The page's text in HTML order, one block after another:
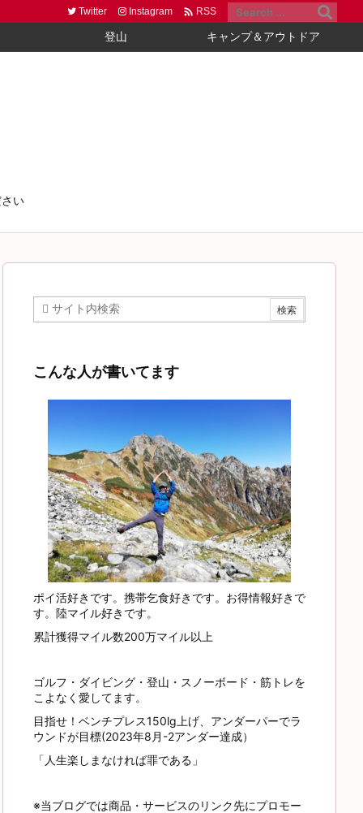
登山 キャンプ＆アウトドア
Twitter Instagram  RSS
い
こんな人が書いてます
ポイ活好きです。携帯乞食好きです。お得情報好きで
す。陸マイル好きです。
累計獲得マイル数200万マイル以上
ゴルフ・ダイビング・登山・スノーボード・筋トレを
こよなく愛してます。
目指せ！ベンチプレス150lg上げ、アンダーパーでラ
ウンドが目標(2023年8月-2アンダー達成）
「人生楽しまなければ罪である」
※当ブログでは商品・サービスのリンク先にプロモー